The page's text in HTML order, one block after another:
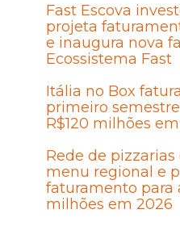
Fast Escova
projeta
e inaugura nova
Ecossistema Fast
Itália no Box
primeiro
R$120 milhões
Rede de
menu regional e
faturamento para
milhões em 2026